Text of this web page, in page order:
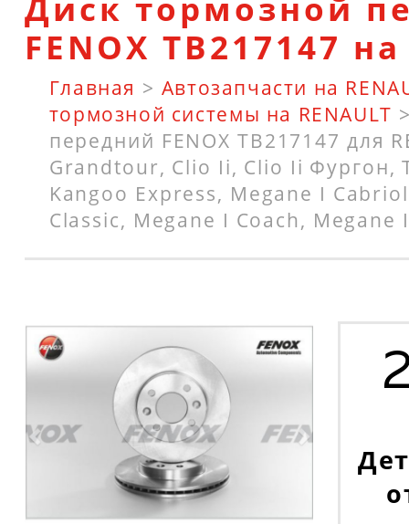
Диск тормозной
FENOX TB217147
Главная > Автозапчасти на
тормозной системы на RENAULT
передний FENOX TB217147 для
Grandtour, Clio Ii, Clio Ii Фургон,
Kangoo Express, Megane I
Classic, Megane I Coach, Megane I